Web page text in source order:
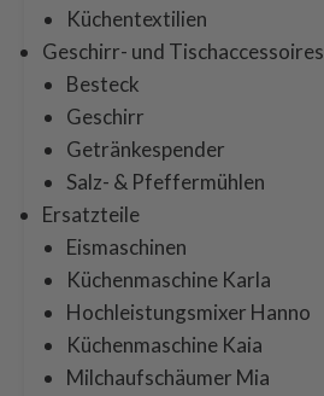
Küchentextilien
Geschirr- und Tischaccessoires
Besteck
Geschirr
Getränkespender
Salz- & Pfeffermühlen
Ersatzteile
Eismaschinen
Küchenmaschine Karla
Hochleistungsmixer Hanno
Küchenmaschine Kaia
Milchaufschäumer Mia